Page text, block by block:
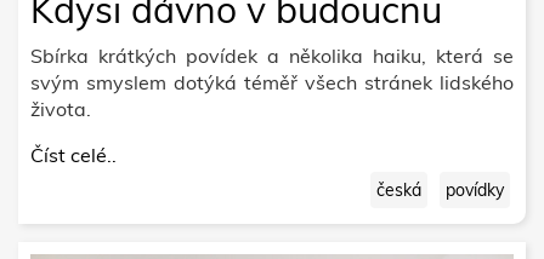
Kdysi dávno v budoucnu
Sbírka krátkých povídek a několika haiku, která se
svým smyslem dotýká téměř všech stránek lidského
života.
Číst celé..
česká povídky